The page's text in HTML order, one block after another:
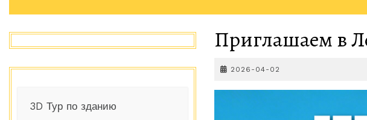
3D Тур по зданию
Приглашаем в
2026-04-02
02